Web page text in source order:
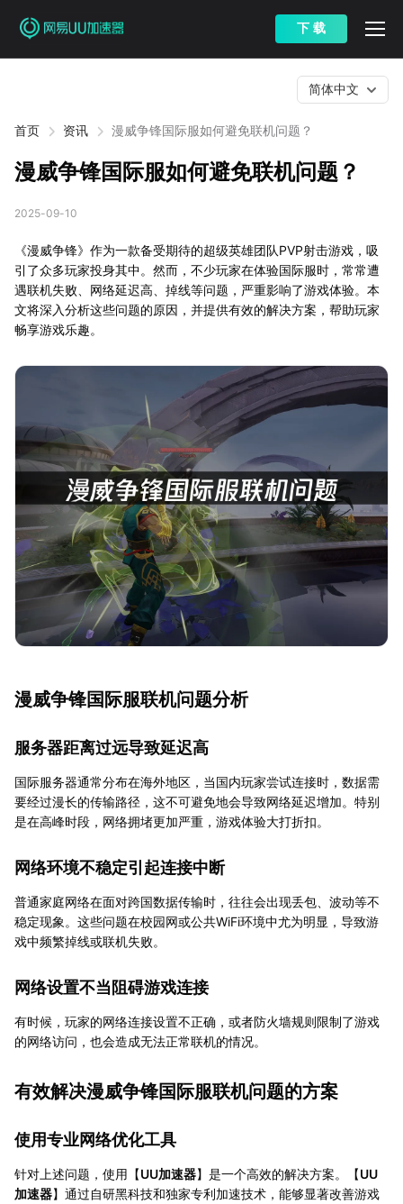
下 载
首页 资讯 漫威争锋国际服如何避免联机问题？
简体中文
漫威争锋国际服如何避免联机问题？
2025-09-10
《漫威争锋》作为一款备受期待的超级英雄团队PVP射击游戏，吸
引了众多玩家投身其中。然而，不少玩家在体验国际服时，常常遭
遇联机失败、网络延迟高、掉线等问题，严重影响了游戏体验。本
文将深入分析这些问题的原因，并提供有效的解决方案，帮助玩家
畅享游戏乐趣。
漫威争锋国际服联机问题分析
服务器距离过远导致延迟高
国际服务器通常分布在海外地区，当国内玩家尝试连接时，数据需
要经过漫长的传输路径，这不可避免地会导致网络延迟增加。特别
是在高峰时段，网络拥堵更加严重，游戏体验大打折扣。
网络环境不稳定引起连接中断
普通家庭网络在面对跨国数据传输时，往往会出现丢包、波动等不
稳定现象。这些问题在校园网或公共WiFi环境中尤为明显，导致游
戏中频繁掉线或联机失败。
网络设置不当阻碍游戏连接
有时候，玩家的网络连接设置不正确，或者防火墙规则限制了游戏
的网络访问，也会造成无法正常联机的情况。
有效解决漫威争锋国际服联机问题的方案
使用专业网络优化工具
针对上述问题，使用【UU加速器】是一个高效的解决方案。【UU
加速器】通过自研黑科技和独家专利加速技术，能够显著改善游戏